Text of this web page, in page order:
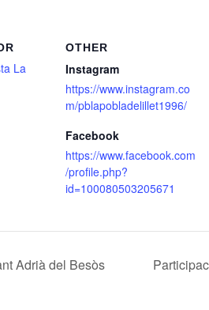
La
OTHER
Instagram
https://www.instagram.co
m/pblapobladelillet1996/
Facebook
https://www.facebook.com
/profile.php?
id=100080503205671
Adrià del Besòs